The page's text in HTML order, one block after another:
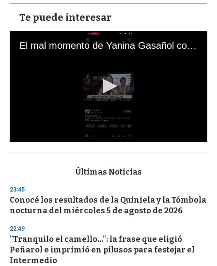
Te puede interesar
El mal momento de Yanina Gasañol con un hincha argentino en "Subrayado"
s
d
s
o
f
3
s
e
c
o
Últimas Noticias
23:45
Conocé los resultados de la Quiniela y la Tómbola
nocturna del miércoles 5 de agosto de 2026
22:49
"Tranquilo el camello...": la frase que eligió
Peñarol e imprimió en pilusos para festejar el
Intermedio